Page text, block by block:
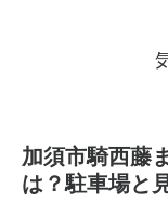
加須市騎西藤
は？駐車場と